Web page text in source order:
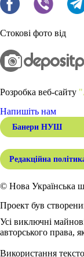
Стокові фото від
Розробка веб-сайту
Напишіть нам
Банери НУШ
Редакційна
© Нова Українська
Проект був
Усі виключні
авторського права,
Використання